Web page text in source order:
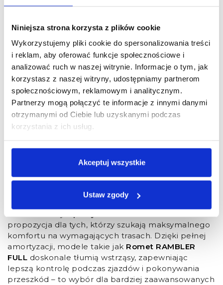
Niniejsza strona korzysta z plików cookie
Wykorzystujemy pliki cookie do spersonalizowania treści
i reklam, aby oferować funkcje społecznościowe i
analizować ruch w naszej witrynie. Informacje o tym, jak
korzystasz z naszej witryny, udostępniamy partnerom
społecznościowym, reklamowym i analitycznym.
Partnerzy mogą połączyć te informacje z innymi danymi
otrzymanymi od Ciebie lub uzyskanymi podczas
korzystania z ich usług.
Akceptuj wszystkie
Ustaw zgody
wariantach kolorystycznych i technicznych, więc
coś dla siebie.
Podział modeli: Hardtaile
(Rambler, Monsun), Full
Suspension, Dirt oraz e-MTB
Rower MTB Rometto cała paleta modeli, które
odpowiadają na potrzeby różnych grup
rowerzystów. Wśród hardtaili – takich jak
przednim amortyzatorem. Takie rowery świetnie
sprawdzają się na równych ścieżkach i podczas
weekendowych wypadów. Ich zwinność i niewielka
masa to atuty, które docenią zarówno osoby
zaczynające przygodę z MTB, jak i entuzjaści jazdy
propozycja dla tych, którzy szukają maksymalnego
komfortu na wymagających trasach. Dzięki pełnej
amortyzacji, modele takie jak Romet RAMBLER
FULL doskonale tłumią wstrząsy, zapewniając
lepszą kontrolę podczas zjazdów i pokonywania
przeszkód – to wybór dla bardziej zaawansowanych